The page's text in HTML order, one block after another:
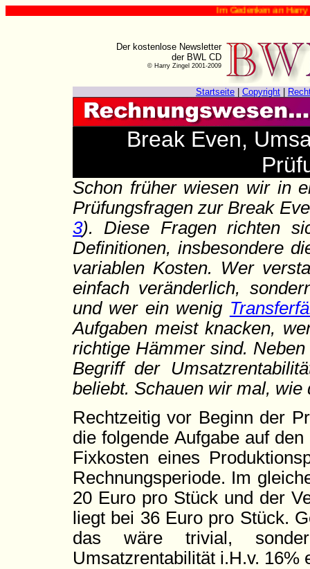
Im Gedenken an Harry Zingel (✟ 12.
Der kostenlose Newsletter
der BWL CD
© Harry Zingel 2001-2009
Startseite Copyright
Break Even,
Schon früher wiesen wir in
Prüfungsfragen zur Break
3). Diese Fragen richten
Definitionen, insbesondere
variablen Kosten. Wer
einfach veränderlich,
und wer ein wenig
Aufgaben meist knacken,
richtige Hämmer sind.
Begriff der
beliebt. Schauen wir mal, wie
Rechtzeitig vor Beginn der
die folgende Aufgabe auf
Fixkosten eines
Rechnungsperiode. Im
20 Euro pro Stück und der
liegt bei 36 Euro pro Stück.
das wäre trivial,
Umsatzrentabilität i.H.v.